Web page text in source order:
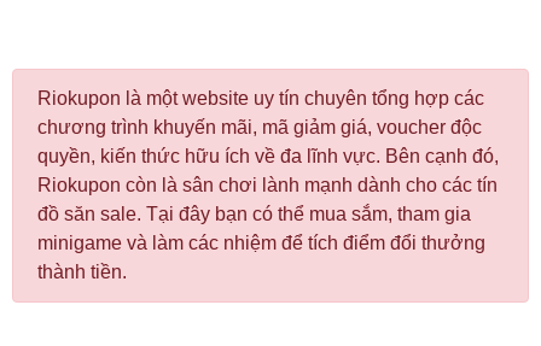
Riokupon là một website uy tín chuyên tổng hợp các
chương trình khuyến mãi, mã giảm giá, voucher độc
quyền, kiến thức hữu ích về đa lĩnh vực. Bên cạnh đó,
Riokupon còn là sân chơi lành mạnh dành cho các tín
đồ săn sale. Tại đây bạn có thể mua sắm, tham gia
minigame và làm các nhiệm để tích điểm đổi thưởng
thành tiền.